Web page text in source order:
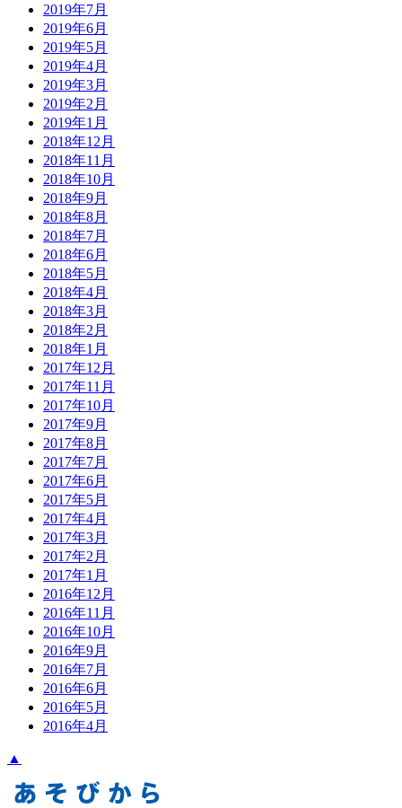
2019年7月
2019年6月
2019年5月
2019年4月
2019年3月
2019年2月
2019年1月
2018年12月
2018年11月
2018年10月
2018年9月
2018年8月
2018年7月
2018年6月
2018年5月
2018年4月
2018年3月
2018年2月
2018年1月
2017年12月
2017年11月
2017年10月
2017年9月
2017年8月
2017年7月
2017年6月
2017年5月
2017年4月
2017年3月
2017年2月
2017年1月
2016年12月
2016年11月
2016年10月
2016年9月
2016年7月
2016年6月
2016年5月
2016年4月
▲